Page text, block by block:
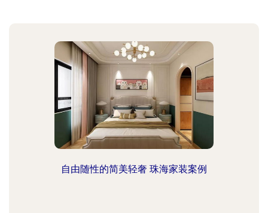
自由随性的简美轻奢 珠海家装案例